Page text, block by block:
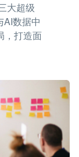
大超级
AI数据中
，打造面